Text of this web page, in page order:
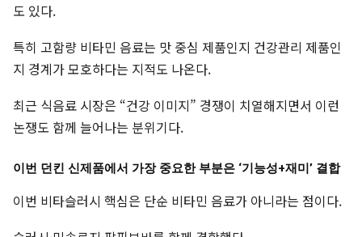
도 있다.
특히 고함량 비타민 음료는 맛 중심 제품인지 건강관리 제품인
지 경계가 모호하다는 지적도 나온다.
최근 식음료 시장은 “건강 이미지” 경쟁이 치열해지면서 이런
논쟁도 함께 늘어나는 분위기다.
이번 던킨 신제품에서 가장 중요한 부분은 ‘기능성+재미’ 결합
이번 비타슬러시 핵심은 단순 비타민 음료가 아니라는 점이다.